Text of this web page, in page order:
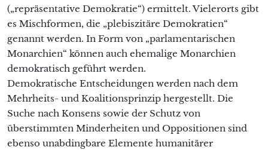
(„repräsentative Demokratie“) ermittelt. Vielerorts gibt
es Mischformen, die „plebiszitäre Demokratien“
genannt werden. In Form von „parlamentarischen
Monarchien“ können auch ehemalige Monarchien
demokratisch geführt werden.
Demokratische Entscheidungen werden nach dem
Mehrheits- und Koalitionsprinzip hergestellt. Die
Suche nach Konsens sowie der Schutz von
überstimmten Minderheiten und Oppositionen sind
ebenso unabdingbare Elemente humanitärer